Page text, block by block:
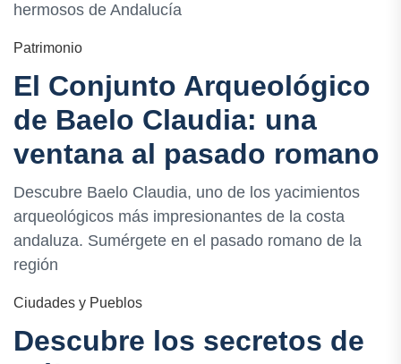
hermosos de Andalucía
Patrimonio
El Conjunto Arqueológico
de Baelo Claudia: una
ventana al pasado romano
Descubre Baelo Claudia, uno de los yacimientos
arqueológicos más impresionantes de la costa
andaluza. Sumérgete en el pasado romano de la
región
Ciudades y Pueblos
Descubre los secretos de